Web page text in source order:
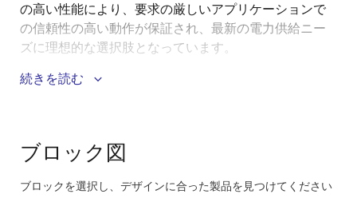
の高い性能により、要求の厳しいアプリケーションで
の信頼性の高い動作が保証され、最新の電力供給ニー
ズに理想的な選択肢となっています。
このシステムのメリット：
御
コスト最適化された部品構成
スマートPFCオン/オフ制御により、軽負荷時の効率
続きを読む
ブロック図
ブロックを選択し、デザインに合った製品を見つけてください